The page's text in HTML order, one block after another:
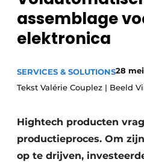
Privacy / Cookie
Vacature aanmelden
Video’s
assemblage
elektronica
SERVICES & SOLUTIONS28
Tekst Valérie Couplez | Beeld
Hightech producten
productieproces. Om
op te drijven,